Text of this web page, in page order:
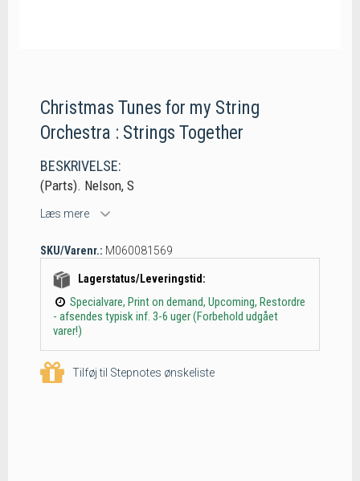
Christmas Tunes for my String
Orchestra : Strings Together
BESKRIVELSE:
(Parts). Nelson, S
Læs mere
SKU/Varenr.: M060081569
Lagerstatus/Leveringstid:
Specialvare, Print on demand, Upcoming, Restordre
- afsendes typisk inf. 3-6 uger (Forbehold udgået
varer!)
Tilføj til Stepnotes ønskeliste